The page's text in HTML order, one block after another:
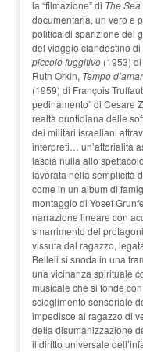
la “filmazione” di The Sea
documentaria, un vero e
politica di sparizione del
del viaggio clandestino
piccolo fuggitivo (1953)
Ruth Orkin, Tempo
(1959) di François
pedinamento” di Cesare
realtà quotidiana delle
dei militari israeliani
interpreti… un’attorialità
lascia nulla allo
lavorata nella semplicità
come in un album di
montaggio di Yosef
narrazione lineare con
smarrimento del
vissuta dal ragazzo,
Belleli si snoda in una
una vicinanza spirituale
musicale che si fonde
scioglimento sensoriale
impedisce al ragazzo di
della disumanizzazione
il diritto universale